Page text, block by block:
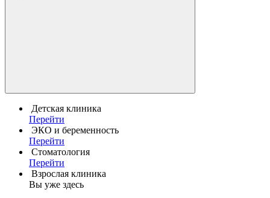
Детская клиника
Перейти
ЭКО и беременность
Перейти
Стоматология
Перейти
Взрослая клиника
Вы уже здесь